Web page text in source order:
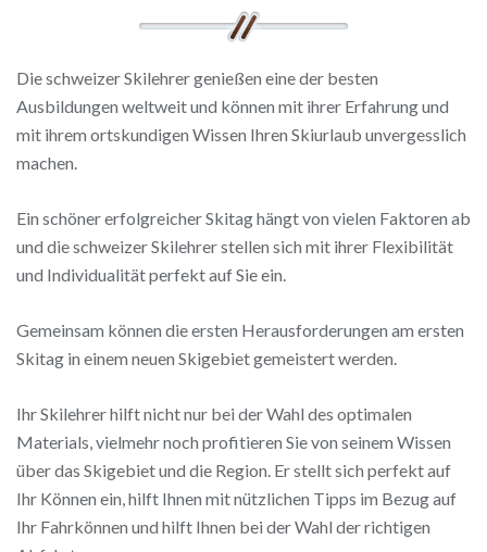
Die schweizer Skilehrer genießen eine der besten
Ausbildungen weltweit und können mit ihrer Erfahrung und
mit ihrem ortskundigen Wissen Ihren Skiurlaub unvergesslich
machen.
Ein schöner erfolgreicher Skitag hängt von vielen Faktoren ab
und die schweizer Skilehrer stellen sich mit ihrer Flexibilität
und Individualität perfekt auf Sie ein.
Gemeinsam können die ersten Herausforderungen am ersten
Skitag in einem neuen Skigebiet gemeistert werden.
Ihr Skilehrer hilft nicht nur bei der Wahl des optimalen
Materials, vielmehr noch profitieren Sie von seinem Wissen
über das Skigebiet und die Region. Er stellt sich perfekt auf
Ihr Können ein, hilft Ihnen mit nützlichen Tipps im Bezug auf
Ihr Fahrkönnen und hilft Ihnen bei der Wahl der richtigen